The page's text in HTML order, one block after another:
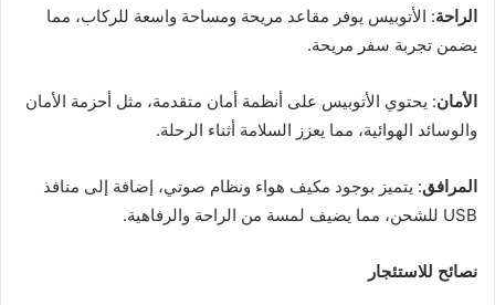
الراحة: الأتوبيس يوفر مقاعد مريحة ومساحة واسعة للركاب، مما
يضمن تجربة سفر مريحة.
الأمان: يحتوي الأتوبيس على أنظمة أمان متقدمة، مثل أحزمة الأمان
والوسائد الهوائية، مما يعزز السلامة أثناء الرحلة.
المرافق: يتميز بوجود مكيف هواء ونظام صوتي، إضافة إلى منافذ
USB للشحن، مما يضيف لمسة من الراحة والرفاهية.
نصائح للاستئجار